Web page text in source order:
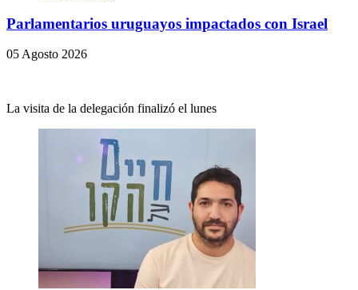
Parlamentarios uruguayos impactados con Israel
05 Agosto 2026
La visita de la delegación finalizó el lunes